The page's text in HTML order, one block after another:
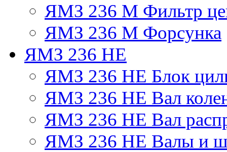
ЯМЗ 236 М Фильтр
ЯМЗ 236 М Форсунка
ЯМЗ 236 НЕ
ЯМЗ 236 НЕ Блок
ЯМЗ 236 НЕ Вал
ЯМЗ 236 НЕ Вал
ЯМЗ 236 НЕ Валы и